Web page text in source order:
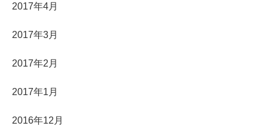
2017年4月
2017年3月
2017年2月
2017年1月
2016年12月